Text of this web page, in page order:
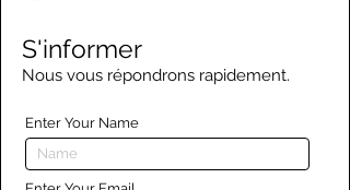
S'informer
Nous vous répondrons rapidement.
Enter Your Name